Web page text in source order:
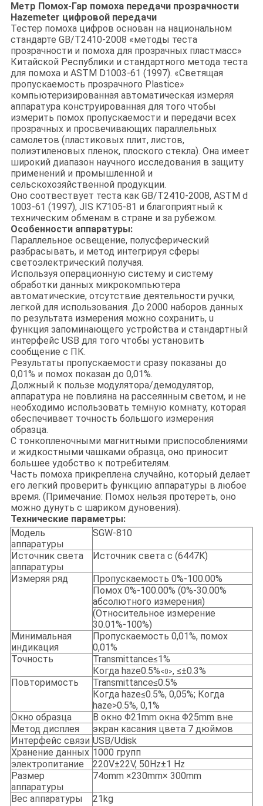
Метр Помох-Гар помоха передачи прозрачности
Hazemeter цифровой передачи
Тестер помоха цифров основан на национальном
стандарте GB/T2410-2008 «методы теста
прозрачности и помоха для прозрачных пластмасс»
Китайской Республики и стандартного метода теста
для помоха и ASTM D1003-61 (1997). «Светящая
пропускаемость прозрачного Plastice»
компьютеризированная автоматическая измеряя
аппаратура конструированная для того чтобы
измерить помох пропускаемости и передачи всех
прозрачных и просвечивающих параллельных
самолетов (пластиковых плит, листов,
полиэтиленовых пленок, плоского стекла). Она имеет
широкий диапазон научного исследования в защиту
применений и промышленной и
сельскохозяйственной продукции.
Оно соотвествует теста как GB/T2410-2008, ASTM d
1003-61 (1997), JIS K7105-81 и благоприятный к
техническим обменам в стране и за рубежом.
Особенности аппаратуры:
Параллельное освещение, полусферический
разбрасывать, и метод интегрируя сферы
светоэлектрический получая.
Используя операционную систему и систему
обработки данных микрокомпьютера
автоматические, отсутствие деятельности ручки,
легкой для использования. До 2000 наборов данных
по результата измерения можно сохранить, u
функция запоминающего устройства и стандартный
интерфейс USB для того чтобы установить
сообщение с ПК.
Результаты пропускаемости сразу показаны до
0,01% и помох показан до 0,01%.
Должный к пользе модулятора/демодулятор,
аппаратура не повлияна на рассеянным светом, и не
необходимо использовать темную комнату, которая
обеспечивает точность большого измерения
образца.
С тонкопленочными магнитными приспособлениями
и жидкостными чашками образца, оно приносит
большее удобство к потребителям.
Часть помоха прикреплена случайно, который делает
его легкий проверить функцию аппаратуры в любое
время. (Примечание: Помох нельзя протереть, оно
можно дунуть с шариком дуновения).
Технические параметры:
Модель
аппаратуры
SGW-810
Источник света
аппаратуры
Источник света c (6447K)
Измеряя ряд
Пропускаемость 0%-100.00%
Помох 0%-100.00% (0%-30.00%
абсолютного измерения)
(Относительное измерение
30.01%-100%)
Минимальная
индикация
Пропускаемость 0,01%, помох
0,01%
Точность
Transmittance≤1%
Когда haze0.5%<0>, ≤±0.3%
Повторимость
Transmittance≤0.5%
Когда haze≤0.5%, 0,05%; Когда
haze>0.5%, 0,1%
Окно образца
В окно Φ21mm окна Φ25mm вне
Метод дисплея
экран касания цвета 7 дюймов
Интерфейс связи USB/Udisk
Хранение данных 1000 групп
электропитание
220V±22V, 50Hz±1 Hz
Размер
аппаратуры
74omm ×230mm× 300mm
Вес аппаратуры
21kg